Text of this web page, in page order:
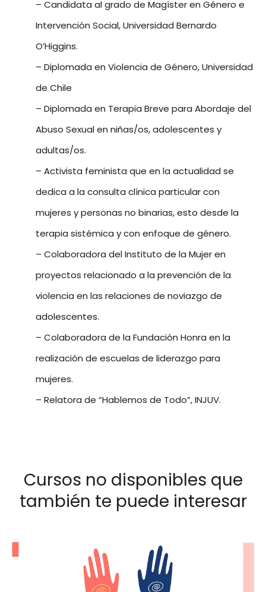
– Candidata al grado de Magíster en Género e
Intervención Social, Universidad Bernardo
O’Higgins.
– Diplomada en Violencia de Género, Universidad
de Chile
– Diplomada en Terapia Breve para Abordaje del
Abuso Sexual en niñas/os, adolescentes y
adultas/os.
– Activista feminista que en la actualidad se
dedica a la consulta clínica particular con
mujeres y personas no binarias, esto desde la
terapia sistémica y con enfoque de género.
– Colaboradora del Instituto de la Mujer en
proyectos relacionado a la prevención de la
violencia en las relaciones de noviazgo de
adolescentes.
– Colaboradora de la Fundación Honra en la
realización de escuelas de liderazgo para
mujeres.
– Relatora de “Hablemos de Todo”, INJUV.
Cursos no disponibles que
también te puede interesar